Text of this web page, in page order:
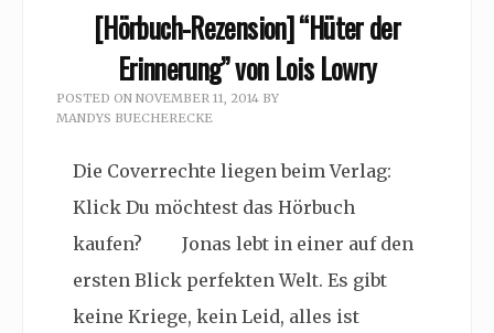
[Hörbuch-Rezension] “Hüter der
Erinnerung” von Lois Lowry
POSTED ON NOVEMBER 11, 2014 BY
MANDYS BUECHERECKE
Die Coverrechte liegen beim Verlag:
Klick Du möchtest das Hörbuch
kaufen? Jonas lebt in einer auf den
ersten Blick perfekten Welt. Es gibt
keine Kriege, kein Leid, alles ist